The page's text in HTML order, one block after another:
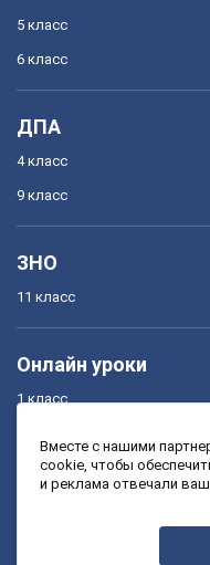
5 класс
6 класс
ДПА
4 класс
9 класс
ЗНО
11 класс
Онлайн уроки
1 класс
3 класс
Вместе с нашими
cookie, чтобы
и реклама отвечали